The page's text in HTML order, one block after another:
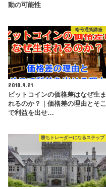
動の可能性
暗号通貨講座
2018.9.21
ビットコインの価格差はなぜ生ま
れるのか？｜価格差の理由とそこ
で利益を出せ…
勝ちトレーダーになるステップ